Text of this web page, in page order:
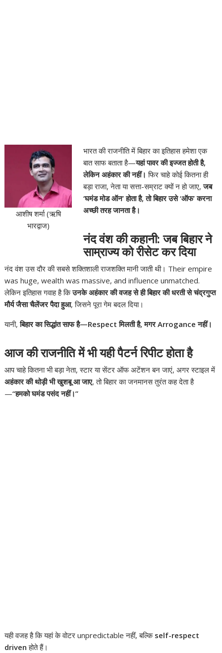
आशीष शर्मा (ऋषि
भारद्वाज)
भारत की राजनीति में बिहार का इतिहास हमेशा एक
बात साफ बताता है—यहां पावर की इज्जत होती है,
लेकिन अहंकार की नहीं।फिर चाहे कोई कितना ही
बड़ा राजा, नेता या सत्ता-सम्राट क्यों न हो जाए,जब
‘घमंड मोड ऑन’ होता है, तो बिहार उसे ‘ऑफ’ करना
अच्छी तरह जानता है।
नंद वंश की कहानी: जब बिहार ने
साम्राज्य को रीसेट कर दिया
नंद वंश उस दौर की सबसे शक्तिशाली राजशक्ति मानी जाती थी। Their empire
was huge, wealth was massive, and influence unmatched.
लेकिन इतिहास गवाह है किउनके अहंकार की वजह से ही बिहार की धरती से चंद्रगुप्त
मौर्य जैसा चैलेंजर पैदा हुआ, जिसने पूरा गेम बदल दिया।
यानी,बिहार का सिद्धांत साफ है—Respect मिलती है, मगर Arrogance नहीं।
आज की राजनीति में भी यही पैटर्न रिपीट होता है
आप चाहे कितना भी बड़ा नेता, स्टार या सेंटर ऑफ अटेंशन बन जाएं, अगर स्टाइल में
अहंकार की थोड़ी भी खुशबू आ जाए, तो बिहार का जनमानस तुरंत कह देता है
—“हमको घमंड पसंद नहीं।”
यही वजह है कि यहां के वोटर unpredictable नहीं, बल्कि self-respect
driven होते हैं।